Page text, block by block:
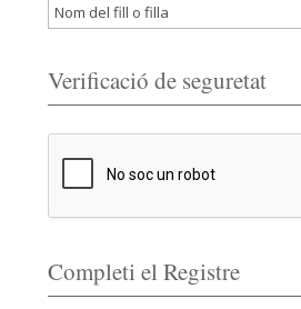
Verificació de seguretat
Completi el Registre